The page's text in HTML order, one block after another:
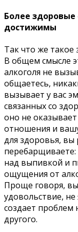
Более
достижимы
Так что же такое
В общем смысле
алкоголя не
общаетесь,
вызывает у вас
связанных со
оно не
отношения и
для здоровья, вы
над выпивкой и
ощущения от
Проще говоря,
удовольствие,
создает проблем
другого.